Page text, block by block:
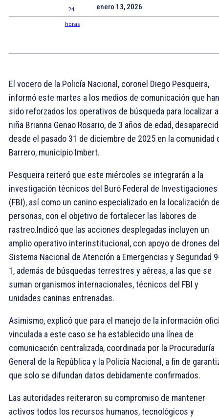
enero 13, 2026
El vocero de la Policía Nacional, coronel Diego Pesqueira,
informó este martes a los medios de comunicación que han
sido reforzados los operativos de búsqueda para localizar
niña Brianna Genao Rosario, de 3 años de edad,
desde el pasado 31 de diciembre de 2025 en la comunidad
Barrero, municipio Imbert.
Pesqueira reiteró que este miércoles se integrarán a la
investigación técnicos del Buró Federal de Investigaciones
(FBI), así como un canino especializado en la localización
personas, con el objetivo de fortalecer las labores de
rastreo.Indicó que las acciones desplegadas incluyen un
amplio operativo interinstitucional, con apoyo de drones del
Sistema Nacional de Atención a Emergencias y Seguridad
1, además de búsquedas terrestres y aéreas, a las que se
suman organismos internacionales, técnicos del FBI y
unidades caninas entrenadas.
Asimismo, explicó que para el manejo de la información
vinculada a este caso se ha establecido una línea de
comunicación centralizada, coordinada por la Procuraduría
General de la República y la Policía Nacional, a fin de
que solo se difundan datos debidamente confirmados.
Las autoridades reiteraron su compromiso de mantener
activos todos los recursos humanos, tecnológicos y